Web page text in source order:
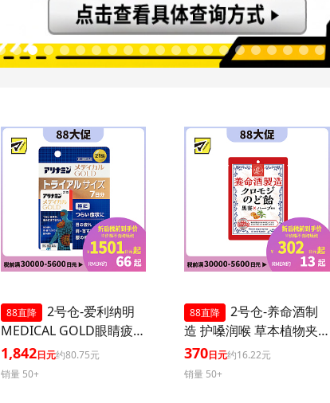
88直降
2号仓-爱利纳明
MEDICAL GOLD眼睛疲劳
肩颈腰疼止痛片 改善眼疲
劳肌肉关节痛手脚麻木 21
1,842日元约80.75元
销量 50+
88直降
2号仓-养命酒制
造 护嗓润喉 草本植物夹
心润喉糖 黑蜜草本味 76g
370日元约16.22元
销量 50+